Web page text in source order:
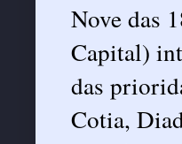
Nove das
Capital)
das
Cotia,